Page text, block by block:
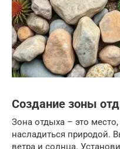
Создание зоны
Зона отдыха – это
насладиться природой.
ветра и солнца.